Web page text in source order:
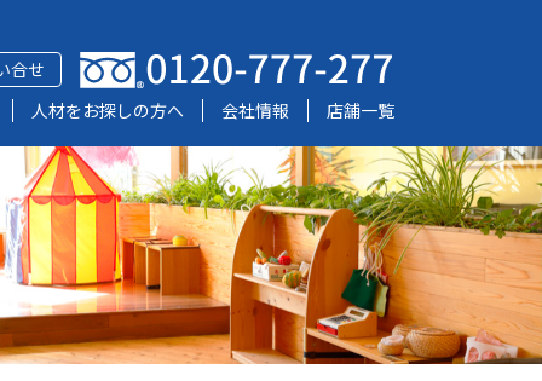
合せ
人材をお探しの方へ 会社情報 店舗一覧